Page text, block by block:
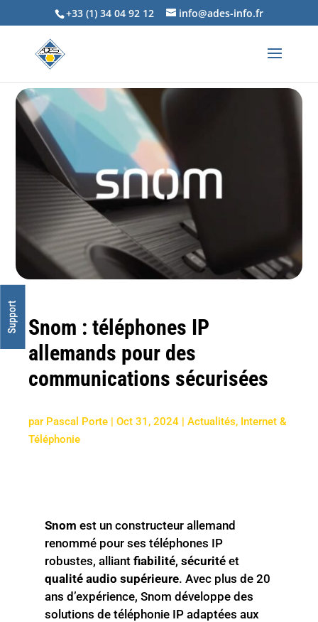
+33 (1) 34 04 92 12 info@ades-info.fr
Snom : téléphones IP
allemands pour des
communications sécurisées
par Pascal Porte |Oct 31, 2024 |Actualités, Internet &
Téléphonie
Snom est un constructeur allemand
renommé pour ses téléphones IP
robustes, alliant fiabilité, sécuritéet
qualité audio supérieure. Avec plus de 20
ans d’expérience, Snom développe des
solutions de téléphonie IP adaptées aux